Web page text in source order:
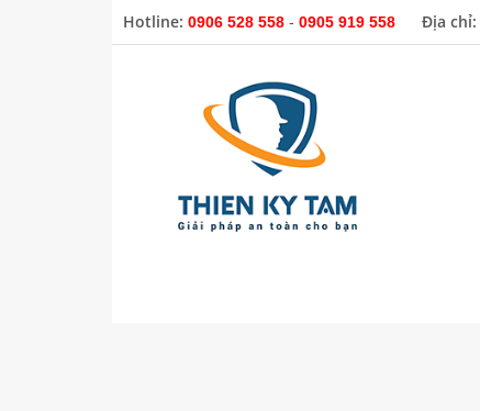
Hotline: 0906 528 558 - 0905 919 558 Địa chỉ: